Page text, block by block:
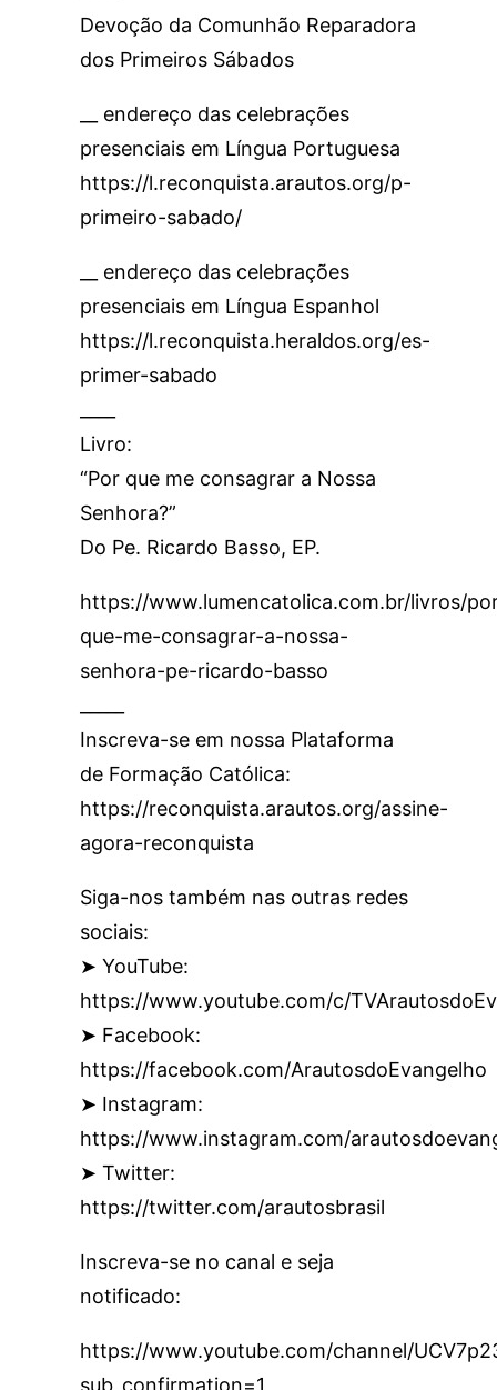
Devoção da Comunhão Reparadora
dos Primeiros Sábados
__ endereço das celebrações
presenciais em Língua Portuguesa
https://l.reconquista.arautos.org/p-
primeiro-sabado/
__ endereço das celebrações
presenciais em Língua Espanhol
https://l.reconquista.heraldos.org/es-
primer-sabado
Livro:
“Por que me consagrar a Nossa
Senhora?”
Do Pe. Ricardo Basso, EP.
https://www.lumencatolica.com.br/livros/
que-me-consagrar-a-nossa-
senhora-pe-ricardo-basso
Inscreva-se em nossa Plataforma
de Formação Católica:
https://reconquista.arautos.org/assine-
agora-reconquista
Siga-nos também nas outras redes
sociais:
➤ YouTube:
https://www.youtube.com/c/
➤ Facebook:
https://facebook.com/ArautosdoEvangelho
➤ Instagram:
https://www.instagram.com/
➤ Twitter:
https://twitter.com/arautosbrasil
Inscreva-se no canal e seja
notificado:
https://www.youtube.com/channel/
sub_confirmation=1